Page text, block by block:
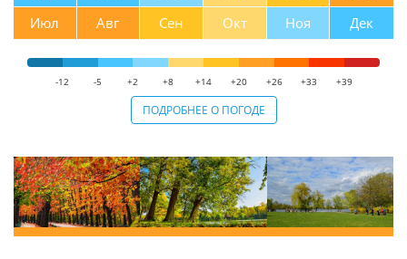
Июл
Авг Сен Окт Ноя Дек
-12 -5 +2 +8 +14 +20 +26 +33 +39
ПОДРОБНЕЕ О ПОГОДЕ